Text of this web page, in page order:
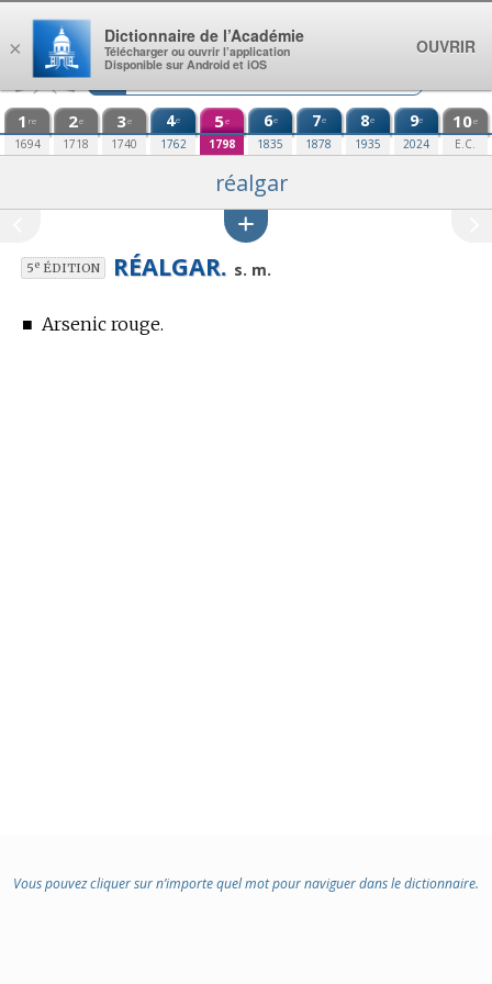
Aller au contenu
1 re
1694
2e
1718
3e
1740
4e
1762
5e
1798
6e
1835
7e
1878
8e
1935
9e
2024
10e
E.C.
réalgar
5eÉDITION RÉALGAR. s. m.
■ Arsenic rouge.
Vous pouvez cliquer sur n’importe quel mot pour naviguer dans le dictionnaire.
×
Dictionnaire de l’Académie
Télécharger ou ouvrir l’application
Disponible sur Android et iOS
OUVRIR